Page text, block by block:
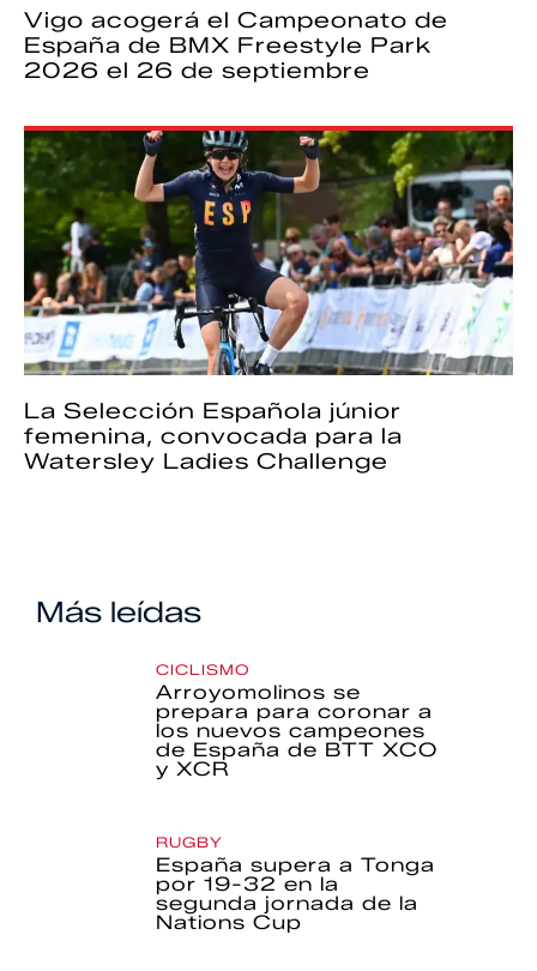
Vigo acogerá el Campeonato de
España de BMX Freestyle Park
2026 el 26 de septiembre
La Selección Española júnior
femenina, convocada para la
Watersley Ladies Challenge
Más leídas
CICLISMO
Arroyomolinos se
prepara para coronar a
los nuevos campeones
de España de BTT XCO
y XCR
RUGBY
España supera a Tonga
por 19-32 en la
segunda jornada de la
Nations Cup